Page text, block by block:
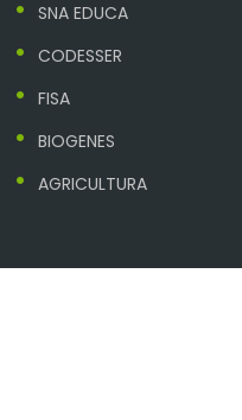
SNA EDUCA
CODESSER
FISA
BIOGENES
AGRICULTURA